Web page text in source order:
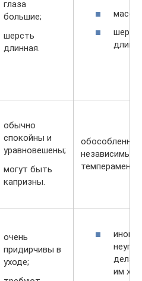
глаза
большие;
шерсть
длинная.
длины.
обычно
спокойны и
уравновешены;
могут быть
капризны.
независимые,
темперамент
очень
придирчивы в
уходе;
иногда
им